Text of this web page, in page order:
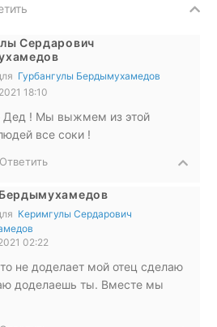
Сердарович
Гурбангулы Бердымухамедов
18:10
Дед ! Мы выжмем из этой
все соки !
Ответить
Керимгулы Сердарович
02:22
не доделает мой отец сделаю
доделаешь ты. Вместе мы